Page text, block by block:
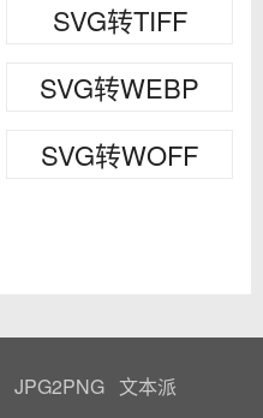
SVG转TIFF
SVG转WEBP
SVG转WOFF
JPG2PNG 文本派